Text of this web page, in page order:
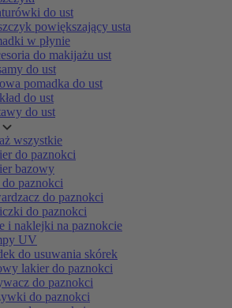
do ust
powiększający usta
w płynie
do makijażu ust
do ust
pomadka do ust
do ust
do ust
wszystkie
do paznokci
bazowy
paznokci
do paznokci
do paznokci
i naklejki na paznokcie
UV
do usuwania skórek
lakier do paznokci
do paznokci
do paznokci